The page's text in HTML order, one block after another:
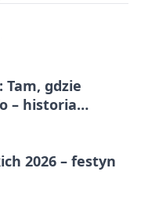
gdzie
– historia
2026 – festyn